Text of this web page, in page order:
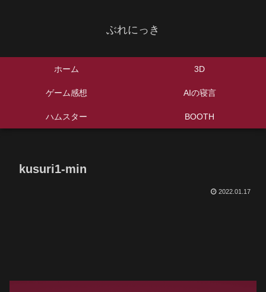
ぶれにっき
ホーム 3D
ゲーム感想 AIの寝言
ハムスター BOOTH
kusuri1-min
2022.01.17